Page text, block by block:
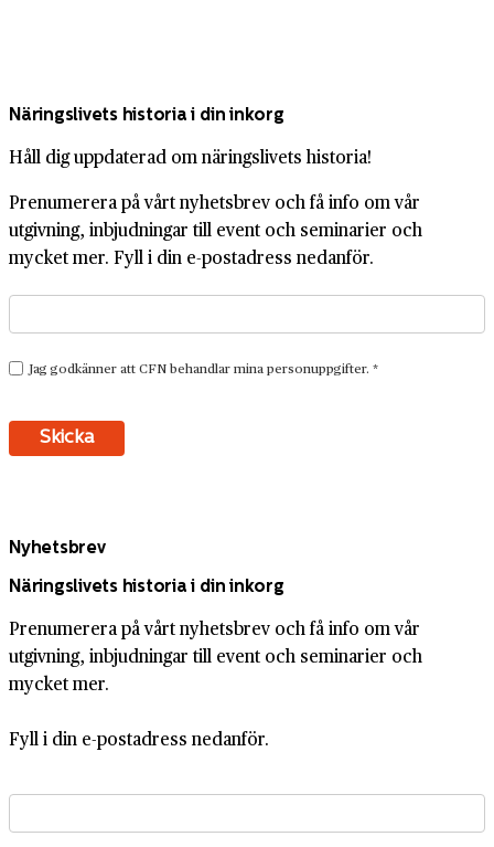
Näringslivets historia i din inkorg
Håll dig uppdaterad om näringslivets historia!
Prenumerera på vårt nyhetsbrev och få info om vår
utgivning, inbjudningar till event och seminarier och
mycket mer. Fyll i din e-postadress nedanför.
Nyhetsbrev
Näringslivets historia i din inkorg
Prenumerera på vårt nyhetsbrev och få info om vår
utgivning, inbjudningar till event och seminarier och
mycket mer.
Fyll i din e-postadress nedanför.